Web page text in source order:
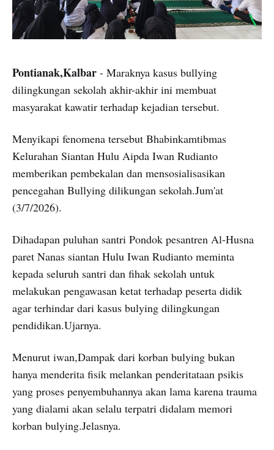
Pontianak,Kalbar - Maraknya kasus bullying
dilingkungan sekolah akhir-akhir ini membuat
masyarakat kawatir terhadap kejadian tersebut.
Menyikapi fenomena tersebut Bhabinkamtibmas
Kelurahan Siantan Hulu Aipda Iwan Rudianto
memberikan pembekalan dan mensosialisasikan
pencegahan Bullying dilikungan sekolah.Jum'at
(3/7/2026).
Dihadapan puluhan santri Pondok pesantren Al-Husna
paret Nanas siantan Hulu Iwan Rudianto meminta
kepada seluruh santri dan fihak sekolah untuk
melakukan pengawasan ketat terhadap peserta didik
agar terhindar dari kasus bulying dilingkungan
pendidikan.Ujarnya.
Menurut iwan,Dampak dari korban bulying bukan
hanya menderita fisik melankan penderitataan psikis
yang proses penyembuhannya akan lama karena trauma
yang dialami akan selalu terpatri didalam memori
korban bulying.Jelasnya.